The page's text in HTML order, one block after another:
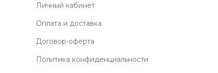
Личный кабинет
Оплата и доставка
Договор-оферта
Политика конфиденциальности